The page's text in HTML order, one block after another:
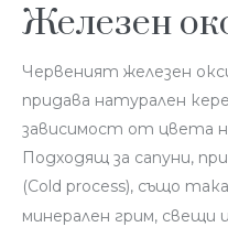
Железен
Червеният железен
придава натурален
зависимост от цвета
Подходящ за сапуни,
(Cold process), също
минерален грим, свещи